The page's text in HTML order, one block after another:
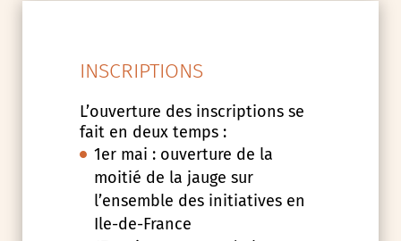
INSCRIPTIONS
L’ouverture des inscriptions se
fait en deux temps :
1er mai : ouverture de la
moitié de la jauge sur
l’ensemble des initiatives en
Ile-de-France